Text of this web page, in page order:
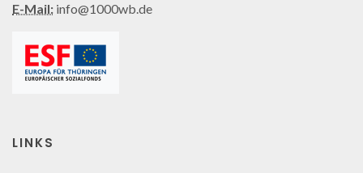
E-Mail: info@1000wb.de
LINKS